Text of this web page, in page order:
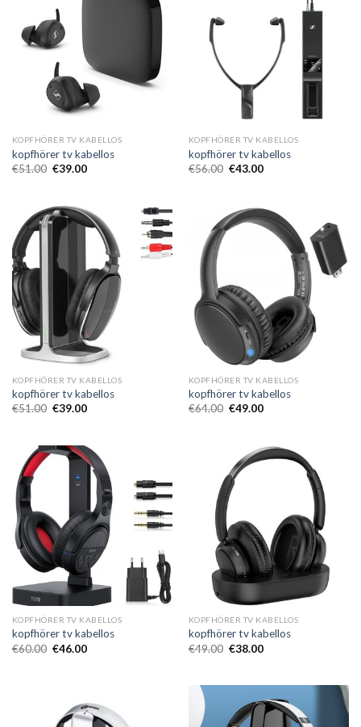
KOPFHÖRER TV KABELLOS
kopfhörer tv kabellos
€51.00 €39.00
KOPFHÖRER TV KABELLOS
kopfhörer tv kabellos
€56.00 €43.00
KOPFHÖRER TV KABELLOS
kopfhörer tv kabellos
€51.00 €39.00
KOPFHÖRER TV KABELLOS
kopfhörer tv kabellos
€64.00 €49.00
KOPFHÖRER TV KABELLOS
kopfhörer tv kabellos
€60.00 €46.00
KOPFHÖRER TV KABELLOS
kopfhörer tv kabellos
€49.00 €38.00